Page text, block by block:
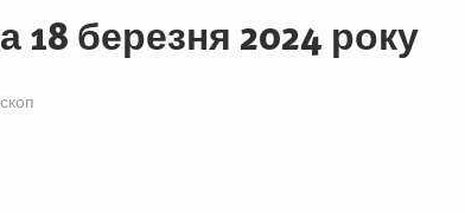
18 березня 2024 року